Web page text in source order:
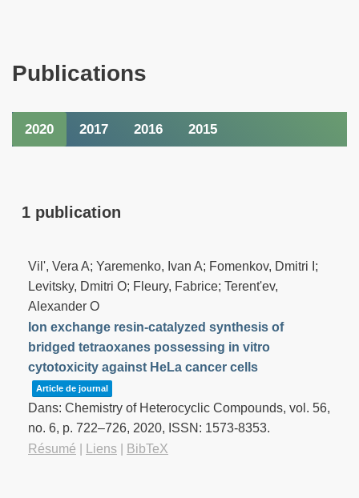
Publications
2020 2017 2016 2015
1 publication
Vil', Vera A; Yaremenko, Ivan A; Fomenkov, Dmitri I;
Levitsky, Dmitri O; Fleury, Fabrice; Terent'ev,
Alexander O
Ion exchange resin-catalyzed synthesis of
bridged tetraoxanes possessing in vitro
cytotoxicity against HeLa cancer cells
Article de journal
Dans: Chemistry of Heterocyclic Compounds, vol. 56,
no. 6, p. 722–726, 2020, ISSN: 1573-8353.
Résumé
Liens BibTeX